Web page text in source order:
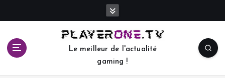
c
Le meilleur de l'actualité
gaming !